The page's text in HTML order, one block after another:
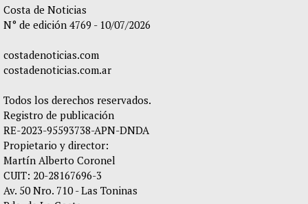
Costa de Noticias
N° de edición 4769 - 10/07/2026
costadenoticias.com
costadenoticias.com.ar
Todos los derechos reservados.
Registro de publicación
RE-2023-95593738-APN-DNDA
Propietario y director:
Martín Alberto Coronel
CUIT: 20-28167696-3
Av. 50 Nro. 710 - Las Toninas